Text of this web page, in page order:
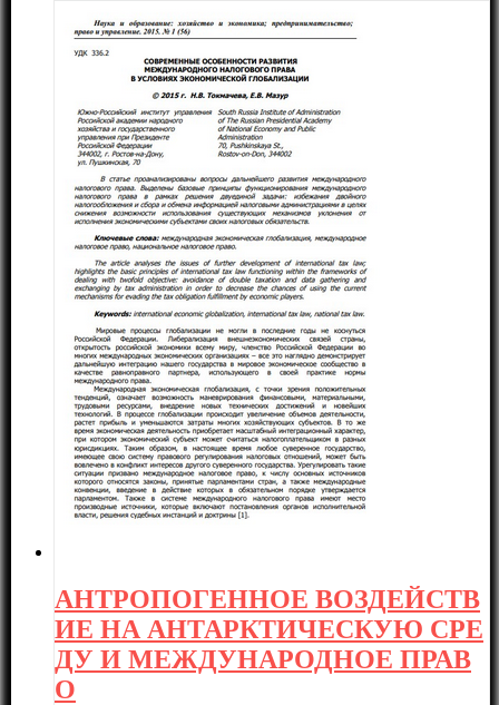
АНТРОПОГЕННОЕ ВОЗДЕЙСТВ
ИЕ НА АНТАРКТИЧЕСКУЮ СРЕ
ДУ И МЕЖДУНАРОДНОЕ ПРАВ
О